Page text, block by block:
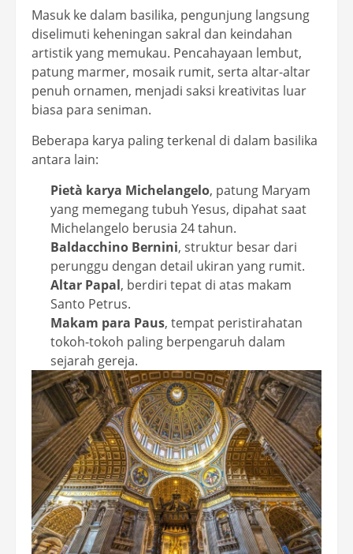
Masuk ke dalam basilika, pengunjung langsung
diselimuti keheningan sakral dan keindahan
artistik yang memukau. Pencahayaan lembut,
patung marmer, mosaik rumit, serta altar-altar
penuh ornamen, menjadi saksi kreativitas luar
biasa para seniman.
Beberapa karya paling terkenal di dalam basilika
antara lain:
Pietà karya Michelangelo, patung Maryam
yang memegang tubuh Yesus, dipahat saat
Michelangelo berusia 24 tahun.
Baldacchino Bernini, struktur besar dari
perunggu dengan detail ukiran yang rumit.
Altar Papal, berdiri tepat di atas makam
Santo Petrus.
Makam para Paus, tempat peristirahatan
tokoh-tokoh paling berpengaruh dalam
sejarah gereja.